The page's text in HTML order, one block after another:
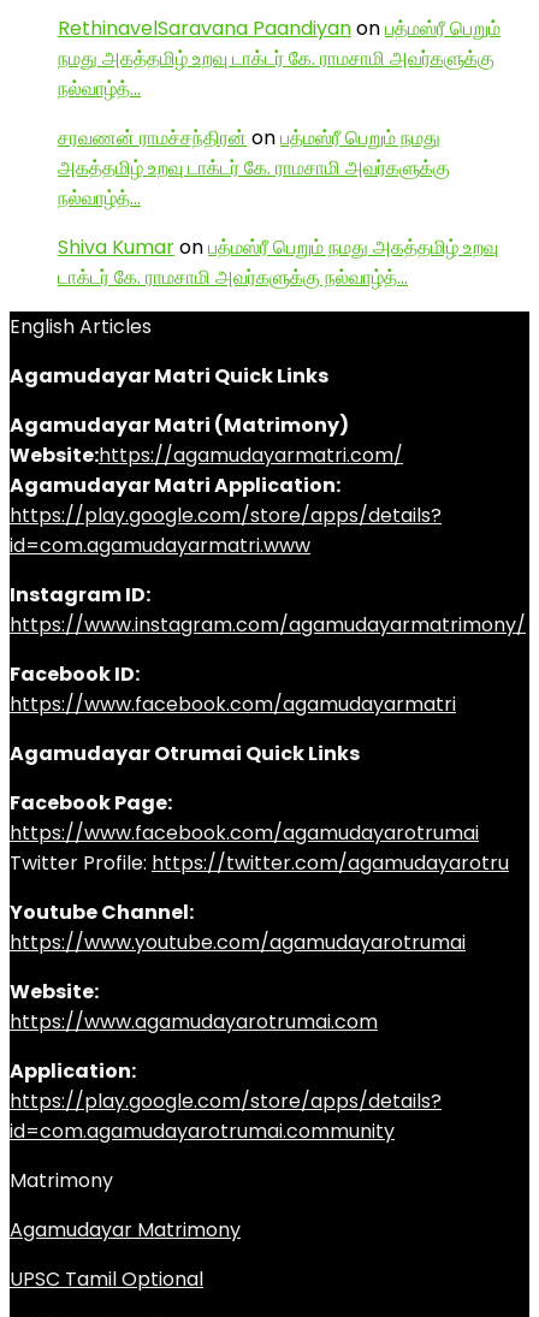
RethinavelSaravana Paandiyanonபத்மஸ்ரீ பெறும்
நமது அகத்தமிழ் உறவு டாக்டர் கே. ராமசாமி அவர்களுக்கு
நல்வாழ்த்…
சரவணன் ராமச்சந்திரன் onபத்மஸ்ரீ பெறும் நமது
அகத்தமிழ் உறவு டாக்டர் கே. ராமசாமி அவர்களுக்கு
நல்வாழ்த்…
Shiva Kumaronபத்மஸ்ரீ பெறும் நமது அகத்தமிழ் உறவு
டாக்டர் கே. ராமசாமி அவர்களுக்கு நல்வாழ்த்…
English Articles
Agamudayar Matri Quick Links
Agamudayar Matri (Matrimony)
Website:https://agamudayarmatri.com/
Agamudayar Matri Application:
https://play.google.com/store/apps/details?
id=com.agamudayarmatri.www
Instagram ID:
https://www.instagram.com/agamudayarmatrimony/
Facebook ID:
https://www.facebook.com/agamudayarmatri
Agamudayar Otrumai Quick Links
Facebook Page:
https://www.facebook.com/agamudayarotrumai
Twitter Profile: https://twitter.com/agamudayarotru
Youtube Channel:
https://www.youtube.com/agamudayarotrumai
Website:
https://www.agamudayarotrumai.com
Application:
https://play.google.com/store/apps/details?
id=com.agamudayarotrumai.community
Matrimony
Agamudayar Matrimony
UPSC Tamil Optional